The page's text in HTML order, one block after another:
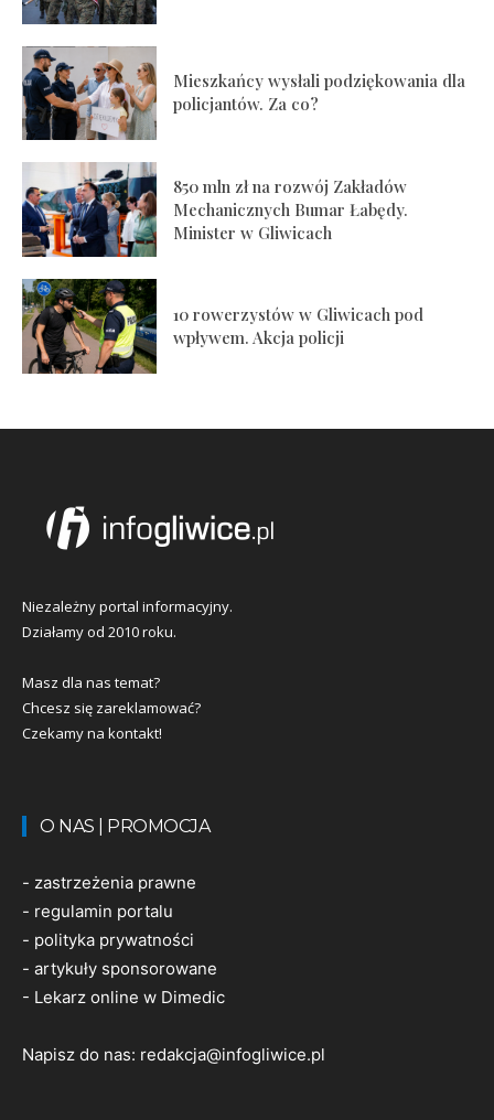
Mieszkańcy wysłali podziękowania dla
policjantów. Za co?
850 mln zł na rozwój Zakładów
Mechanicznych Bumar Łabędy.
Minister w Gliwicach
10 rowerzystów w Gliwicach pod
wpływem. Akcja policji
Niezależny portal informacyjny.
Działamy od 2010 roku.
Masz dla nas temat?
Chcesz się zareklamować?
Czekamy na kontakt!
O NAS | PROMOCJA
- zastrzeżenia prawne
- regulamin portalu
- polityka prywatności
- artykuły sponsorowane
- Lekarz online w Dimedic
Napisz do nas: redakcja@infogliwice.pl